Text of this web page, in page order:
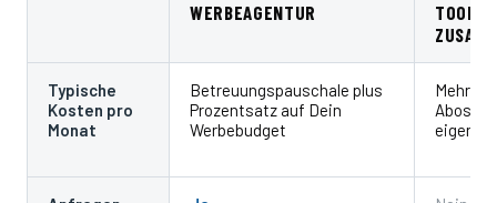
WERBEAGENTUR
TOOLS
Typische
Kosten pro
Monat
Betreuungspauschale plus
Prozentsatz auf Dein
Werbebudget
Abos
eigene